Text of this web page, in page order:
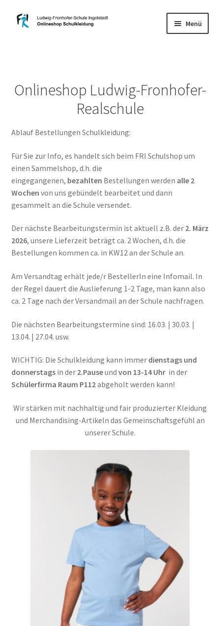
Zur
Navigation
Zum
Inhalt
Menü
Herren
öffnen
Versand
Impressum
Warenkorb
Onlineshop Ludwig-Fronhofer-
Realschule
Ablauf Bestellungen Schulkleidung:
Für Sie zur Info, es handelt sich beim FRI Schulshop um
einen Sammelshop, d.h. die
eingegangenen, bezahlten Bestellungen werden alle 2
Wochen von uns gebündelt bearbeitet und dann
gesammelt an die Schule versendet.
Der nächste Bearbeitungstermin ist aktuell z.B. der 2. März
2026, unsere Lieferzeit beträgt ca. 2 Wochen, d.h. die
Bestellungen kommen ca. in KW12 an der Schule an.
Am Versandtag erhält jede/r BestellerIn eine Infomail. In
der Regel dauert die Auslieferung 1-2 Tage, man kann also
ca. 2 Tage nach der Versandmail an der Schule nachfragen.
Die nächsten Bearbeitungstermine sind: 16.03. | 30.03. |
13.04. | 27.04. usw.
WICHTIG: Die Schulkleidung kann immer dienstags und
donnerstags in der 2.Pauseund von 13-14 Uhrin der
Schülerfirma Raum P112abgeholt werden kann!
Wir stärken mit nachhaltig und fair produzierter Kleidung
und Merchandising-Artikeln das Gemeinschaftsgefühl an
unserer Schule.